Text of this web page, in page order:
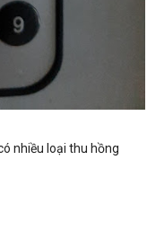
nhiều loại thu hồng